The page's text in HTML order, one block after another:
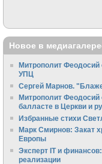
Новое в
Митрополит Феодосий
УПЦ
Сергей Марнов.
Митрополит Феодосий
балласте в Церкви и
Избранные стихи
Марк Смирнов: Закат
Европы
Эксперт IT и
реализации